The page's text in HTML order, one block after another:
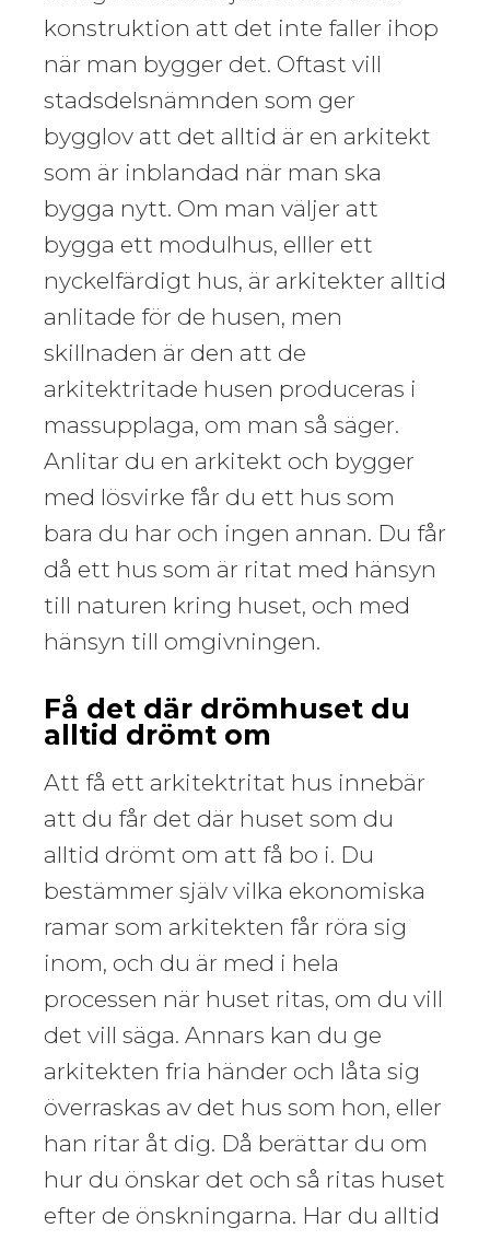
konstruktion att det inte faller ihop
när man bygger det. Oftast vill
stadsdelsnämnden som ger
bygglov att det alltid är en arkitekt
som är inblandad när man ska
bygga nytt. Om man väljer att
bygga ett modulhus, elller ett
nyckelfärdigt hus, är arkitekter alltid
anlitade för de husen, men
skillnaden är den att de
arkitektritade husen produceras i
massupplaga, om man så säger.
Anlitar du en arkitekt och bygger
med lösvirke får du ett hus som
bara du har och ingen annan. Du får
då ett hus som är ritat med hänsyn
till naturen kring huset, och med
hänsyn till omgivningen.
Få det där drömhuset du
alltid drömt om
Att få ett arkitektritat hus innebär
att du får det där huset som du
alltid drömt om att få bo i. Du
bestämmer själv vilka ekonomiska
ramar som arkitekten får röra sig
inom, och du är med i hela
processen när huset ritas, om du vill
det vill säga. Annars kan du ge
arkitekten fria händer och låta sig
överraskas av det hus som hon, eller
han ritar åt dig. Då berättar du om
hur du önskar det och så ritas huset
efter de önskningarna. Har du alltid